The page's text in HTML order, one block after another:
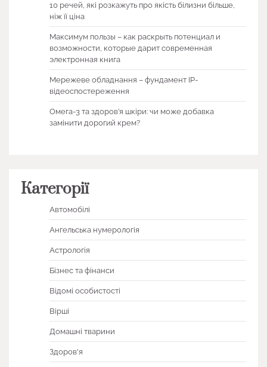
10 речей, які розкажуть про якість білизни більше,
ніж її ціна
Максимум пользы – как раскрыть потенциал и
возможности, которые дарит современная
электронная книга
Мережеве обладнання – фундамент IP-
відеоспостереження
Омега-3 та здоров’я шкіри: чи може добавка
замінити дорогий крем?
Категорії
Автомобілі
Ангельська нумерологія
Астрологія
Бізнес та фінанси
Відомі особистості
Вірші
Домашні тварини
Здоров'я